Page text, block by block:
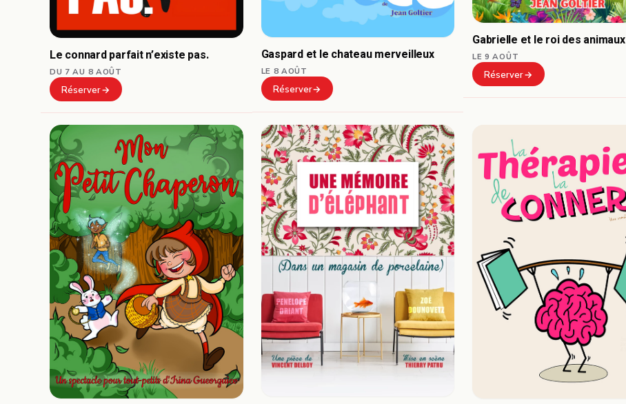
Le connard parfait n’existe pas.
DU 7 AU 8 AOÛT
Réserver
Gaspard et le chateau merveilleux
LE 8 AOÛT
Réserver
Gabrielle et le roi des animaux
LE 9 AOÛT
Réserver